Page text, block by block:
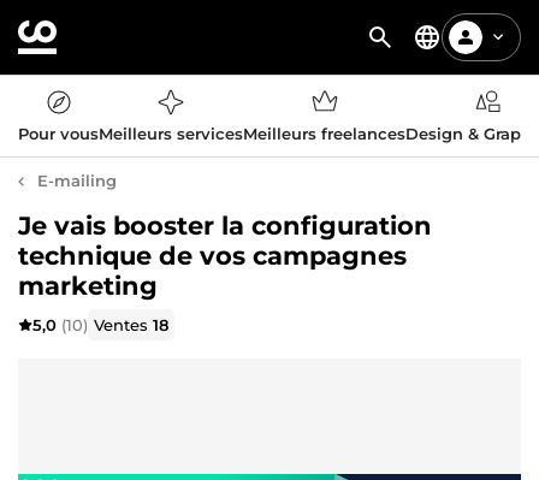
Pour vousMeilleurs servicesMeilleurs freelancesDesign &
E-mailing
Je vais booster la configuration
technique de vos campagnes
marketing
5,0 (10) Ventes18